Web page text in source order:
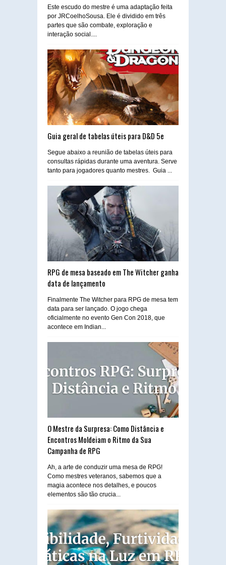
Este escudo do mestre é uma adaptação feita
por JRCoelhoSousa. Ele é dividido em três
partes que são combate, exploração e
interação social....
Guia geral de tabelas úteis para D&D 5e
Segue abaixo a reunião de tabelas úteis para
consultas rápidas durante uma aventura. Serve
tanto para jogadores quanto mestres. Guia ...
RPG de mesa baseado em The Witcher ganha
data de lançamento
Finalmente The Witcher para RPG de mesa tem
data para ser lançado. O jogo chega
oficialmente no evento Gen Con 2018, que
acontece em Indian...
O Mestre da Surpresa: Como Distância e
Encontros Moldeiam o Ritmo da Sua
Campanha de RPG
Ah, a arte de conduzir uma mesa de RPG!
Como mestres veteranos, sabemos que a
magia acontece nos detalhes, e poucos
elementos são tão crucia...